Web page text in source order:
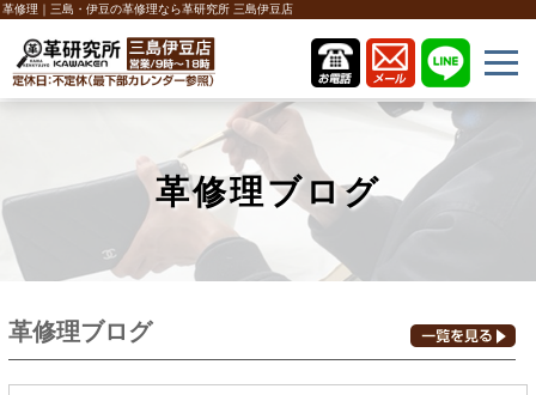
革修理｜三島・伊豆の革修理なら革研究所 三島伊豆店
革修理ブログ
革修理ブログ